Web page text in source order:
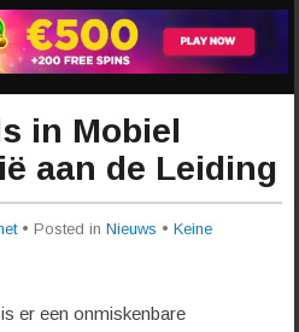
in Mobiel
aan de Leiding
• Posted in Nieuws • Keine
er een onmiskenbare